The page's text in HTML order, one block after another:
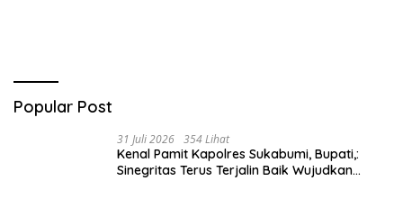
Popular Post
31 Juli 2026 354 Lihat
Kenal Pamit Kapolres Sukabumi, Bupati,:
Sinegritas Terus Terjalin Baik Wujudkan